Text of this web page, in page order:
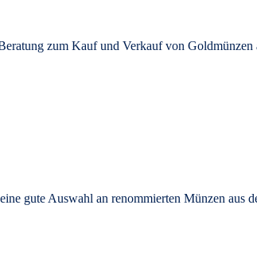
zum Kauf und Verkauf von Goldmünzen
eine gute Auswahl an renommierten Münzen aus